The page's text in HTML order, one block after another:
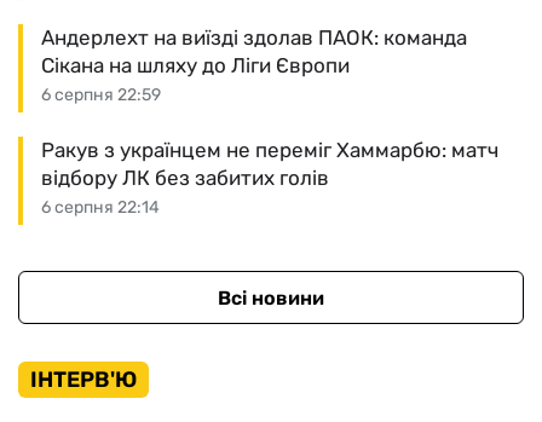
6 серпня 22:59
Андерлехт на виїзді здолав ПАОК: команда
Сікана на шляху до Ліги Європи
6 серпня 22:14
Ракув з українцем не переміг Хаммарбю: матч
відбору ЛК без забитих голів
Всі новини
ІНТЕРВ'Ю